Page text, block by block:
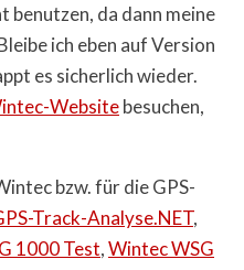
benutzen, da dann meine
ich eben auf Version
es sicherlich wieder.
Websitebesuchen,
bzw. für die GPS-
Track-Analyse.NET,
1000 Test,Wintec WSG